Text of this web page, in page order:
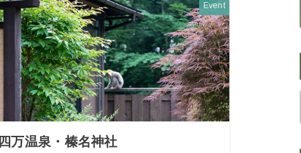
Event
四万温泉・榛名神社